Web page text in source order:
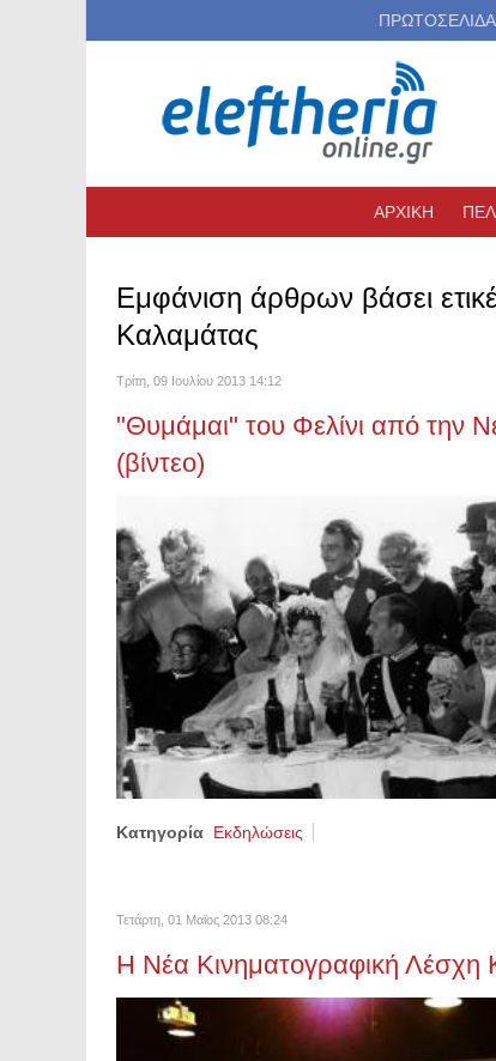
ΠΡΩΤΟΣΕΛΙΔΑ
ΑΡΧΙΚΗ
Εμφάνιση άρθρων βάσει
Καλαμάτας
Τρίτη, 09 Ιουλίου 2013 14:12
"Θυμάμαι" του Φελίνι από την
(βίντεο)
Κατηγορία Εκδηλώσεις
Τετάρτη, 01 Μαϊος 2013 08:24
Η Νέα Κινηματογραφική Λέσχη